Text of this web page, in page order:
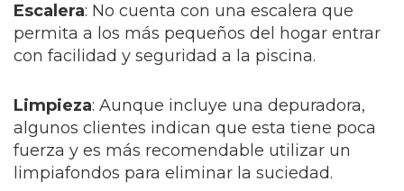
Escalera: No cuenta con una escalera que
permita a los más pequeños del hogar entrar
con facilidad y seguridad a la piscina.
Limpieza: Aunque incluye una depuradora,
algunos clientes indican que esta tiene poca
fuerza y es más recomendable utilizar un
limpiafondos para eliminar la suciedad.